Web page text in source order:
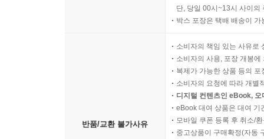
단, 당일 00시~13시 사이의
박스 포장은 택배 배송이
반품/교환 불가사유
소비자의 책임 있는 사유로
소비자의 사용, 포장 개봉
복제가 가능한 상품 등의
소비자의 요청에 따라 개별
디지털 컨텐츠인 eBook,
eBook 대여 상품은 대여 기
모바일 쿠폰 등록 후 취소/
중고상품이 구매확정(자동